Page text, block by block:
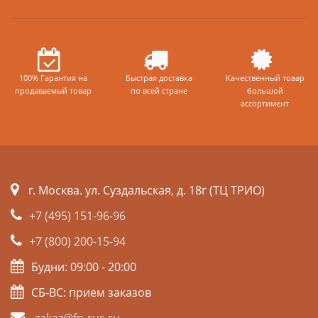
100% Гарантия на
продаваемый товар
Быстрая доставка
по всей стране
Качественный товар
большой
ассортимент
г. Москва. ул. Суздальская, д. 18г (ТЦ ТРИО)
+7 (495) 151-96-96
+7 (800) 200-15-94
Будни: 09:00 - 20:00
СБ-ВС: прием заказов